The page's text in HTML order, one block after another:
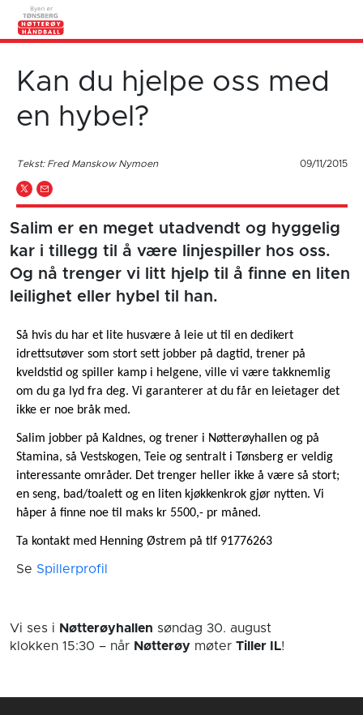
Kan du hjelpe oss med
en hybel?
Tekst: Fred Manskow Nymoen 09/11/2015
Salim er en meget utadvendt og hyggelig
kar i tillegg til å være linjespiller hos oss.
Og nå trenger vi litt hjelp til å finne en liten
leilighet eller hybel til han.
Så hvis du har et lite husvære å leie ut til en dedikert
idrettsutøver som stort sett jobber på dagtid, trener på
kveldstid og spiller kamp i helgene, ville vi være takknemlig
om du ga lyd fra deg. Vi garanterer at du får en leietager det
ikke er noe bråk med.
Salim jobber på Kaldnes, og trener i Nøtterøyhallen og på
Stamina, så Vestskogen, Teie og sentralt i Tønsberg er veldig
interessante områder. Det trenger heller ikke å være så stort;
en seng, bad/toalett og en liten kjøkkenkrok gjør nytten. Vi
håper å finne noe til maks kr 5500,- pr måned.
Ta kontakt med Henning Østrem på tlf 91776263
Se Spillerprofil
Vi ses i Nøtterøyhallen søndag 30. august
klokken 15:30 – når Nøtterøy møter Tiller IL!